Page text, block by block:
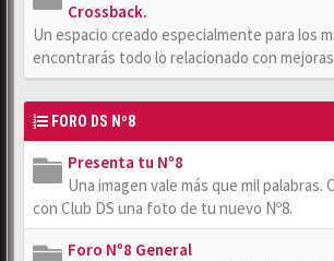
Crossback.
Un espacio creado especialmente para los
encontrarás todo lo relacionado con
FORO DS Nº8
Presenta tu Nº8
Una imagen vale más que mil palabras.
con Club DS una foto de tu nuevo Nº8.
Foro Nº8 General